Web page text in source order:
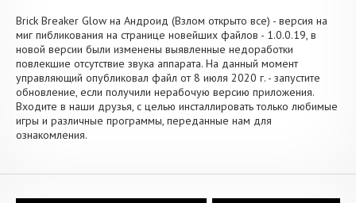
Brick Breaker Glow на Андроид (Взлом открыто все) - версия на
миг пибликования на странице новейших файлов - 1.0.0.19, в
новой версии были изменены выявленные недоработки
повлекшие отсутствие звука аппарата. На данный момент
управляющий опубликовал файл от 8 июля 2020 г. - запустите
обновление, если получили нерабочую версию приложения.
Входите в наши друзья, с целью инсталлировать только любимые
игры и различные программы, переданные нам для
ознакомления.